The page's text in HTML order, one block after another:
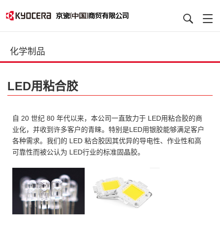
化学制品
LED用粘合胶
自 20 世纪 80 年代以来，本公司一直致力于 LED用粘合胶的商
业化，并收到许多客户的青睐。特别是LED用银胶能够满足客户
各种需求。我们的 LED 粘合胶因其优异的导电性、作业性和高
可靠性而被公认为 LED行业的标准固晶胶。